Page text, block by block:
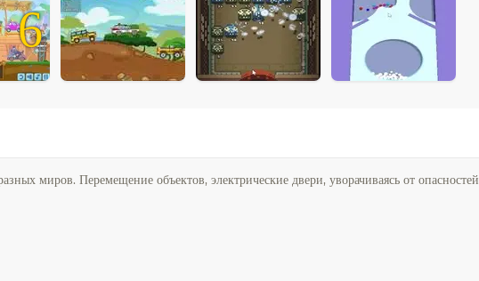
6
миров. Перемещение объектов, электрические двери, уворачиваясь от опасностей